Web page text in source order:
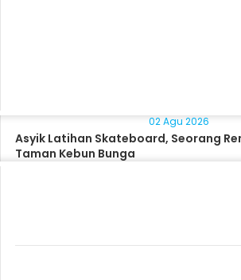
02 Agu 2026
Asyik Latihan Skateboard, Seorang
Taman Kebun Bunga